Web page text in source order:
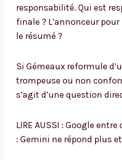
responsabilité. Qui est
finale ? L’annonceur
le résumé ?
Si Gémeaux reformule
trompeuse ou non
s’agit d’une question
LIRE AUSSI : Google entre
: Gemini ne répond plus